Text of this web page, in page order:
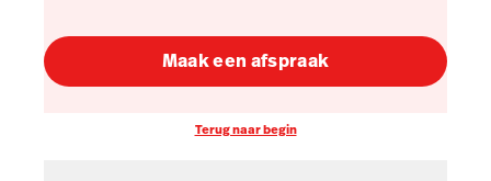
Maak een afspraak
Terug naar begin